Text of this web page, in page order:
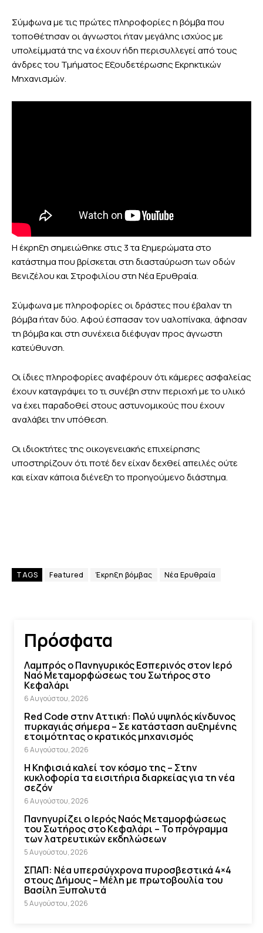
Σύμφωνα με τις πρώτες πληροφορίες η βόμβα που
τοποθέτησαν οι άγνωστοι ήταν μεγάλης ισχύος με
υπολείμματά της να έχουν ήδη περισυλλεγεί από τους
άνδρες του Τμήματος Εξουδετέρωσης Εκρηκτικών
Μηχανισμών.
Η έκρηξη σημειώθηκε στις 3 τα ξημερώματα στο
κατάστημα που βρίσκεται στη διασταύρωση των οδών
Βενιζέλου και Στροφιλίου στη Νέα Ερυθραία.
Σύμφωνα με πληροφορίες οι δράστες που έβαλαν τη
βόμβα ήταν δύο. Αφού έσπασαν τον υαλοπίνακα, άφησαν
τη βόμβα και στη συνέχεια διέφυγαν προς άγνωστη
κατεύθυνση.
Οι ίδιες πληροφορίες αναφέρουν ότι κάμερες ασφαλείας
έχουν καταγράψει το τι συνέβη στην περιοχή με το υλικό
να έχει παραδοθεί στους αστυνομικούς που έχουν
αναλάβει την υπόθεση.
Οι ιδιοκτήτες της οικογενειακής επιχείρησης
υποστηρίζουν ότι ποτέ δεν είχαν δεχθεί απειλές ούτε
και είχαν κάποια διένεξη το προηγούμενο διάστημα.
TAGS Featured Έκρηξη βόμβας Νέα Ερυθραία
Πρόσφατα
Λαμπρός ο Πανηγυρικός Εσπερινός στον Ιερό
Ναό Μεταμορφώσεως του Σωτήρος στο
Κεφαλάρι
6 Αυγούστου, 2026
Red Code στην Αττική: Πολύ υψηλός κίνδυνος
πυρκαγιάς σήμερα – Σε κατάσταση αυξημένης
ετοιμότητας ο κρατικός μηχανισμός
6 Αυγούστου, 2026
Η Κηφισιά καλεί τον κόσμο της – Στην
κυκλοφορία τα εισιτήρια διαρκείας για τη νέα
σεζόν
6 Αυγούστου, 2026
Πανηγυρίζει ο Ιερός Ναός Μεταμορφώσεως
του Σωτήρος στο Κεφαλάρι – Το πρόγραμμα
των λατρευτικών εκδηλώσεων
5 Αυγούστου, 2026
ΣΠΑΠ: Νέα υπερσύγχρονα πυροσβεστικά 4×4
στους Δήμους – Μέλη με πρωτοβουλία του
Βασίλη Ξυπολυτά
5 Αυγούστου, 2026